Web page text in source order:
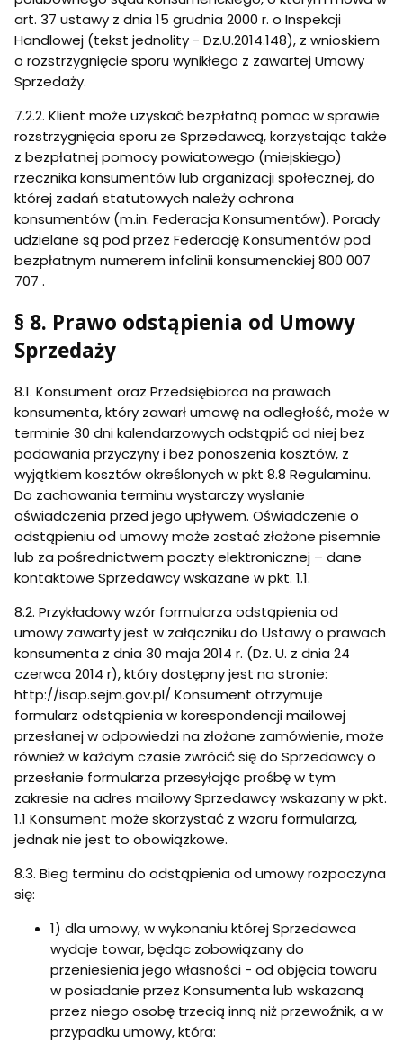
art. 37 ustawy z dnia 15 grudnia 2000 r. o Inspekcji
Handlowej (tekst jednolity - Dz.U.2014.148), z wnioskiem
o rozstrzygnięcie sporu wynikłego z zawartej Umowy
Sprzedaży.
7.2.2. Klient może uzyskać bezpłatną pomoc w sprawie
rozstrzygnięcia sporu ze Sprzedawcą, korzystając także
z bezpłatnej pomocy powiatowego (miejskiego)
rzecznika konsumentów lub organizacji społecznej, do
której zadań statutowych należy ochrona
konsumentów (m.in. Federacja Konsumentów). Porady
udzielane są pod przez Federację Konsumentów pod
bezpłatnym numerem infolinii konsumenckiej 800 007
707 .
§ 8. Prawo odstąpienia od Umowy
Sprzedaży
8.1. Konsument oraz Przedsiębiorca na prawach
konsumenta, który zawarł umowę na odległość, może w
terminie 30 dni kalendarzowych odstąpić od niej bez
podawania przyczyny i bez ponoszenia kosztów, z
wyjątkiem kosztów określonych w pkt 8.8 Regulaminu.
Do zachowania terminu wystarczy wysłanie
oświadczenia przed jego upływem. Oświadczenie o
odstąpieniu od umowy może zostać złożone pisemnie
lub za pośrednictwem poczty elektronicznej – dane
kontaktowe Sprzedawcy wskazane w pkt. 1.1.
8.2. Przykładowy wzór formularza odstąpienia od
umowy zawarty jest w załączniku do Ustawy o prawach
konsumenta z dnia 30 maja 2014 r. (Dz. U. z dnia 24
czerwca 2014 r), który dostępny jest na stronie:
http://isap.sejm.gov.pl/ Konsument otrzymuje
formularz odstąpienia w korespondencji mailowej
przesłanej w odpowiedzi na złożone zamówienie, może
również w każdym czasie zwrócić się do Sprzedawcy o
przesłanie formularza przesyłając prośbę w tym
zakresie na adres mailowy Sprzedawcy wskazany w pkt.
1.1 Konsument może skorzystać z wzoru formularza,
jednak nie jest to obowiązkowe.
8.3. Bieg terminu do odstąpienia od umowy rozpoczyna
się:
1) dla umowy, w wykonaniu której Sprzedawca
wydaje towar, będąc zobowiązany do
przeniesienia jego własności - od objęcia towaru
w posiadanie przez Konsumenta lub wskazaną
przez niego osobę trzecią inną niż przewoźnik, a w
przypadku umowy, która: